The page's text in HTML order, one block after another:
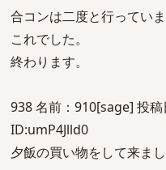
合コンは二度と行ってい
これでした。
終わります。
938 名前：910[sage] 投
ID:umP4Jlld0
夕飯の買い物をして来まし